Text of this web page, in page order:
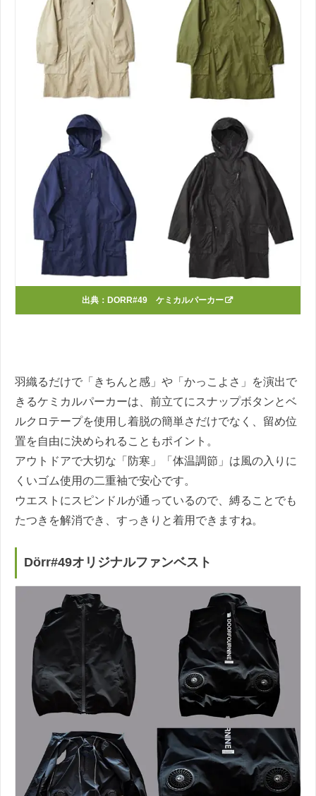
出典： DORR#49 ケミカルパーカー
羽織るだけで「きちんと感」や「かっこよさ」を演出で
きるケミカルパーカーは、前立てにスナップボタンとベ
ルクロテープを使用し着脱の簡単さだけでなく、留め位
置を自由に決められることもポイント。
アウトドアで大切な「防寒」「体温調節」は風の入りに
くいゴム使用の二重袖で安心です。
ウエストにスピンドルが通っているので、縛ることでも
たつきを解消でき、すっきりと着用できますね。
Dörr#49オリジナルファンベスト